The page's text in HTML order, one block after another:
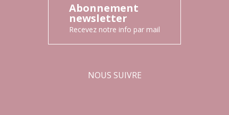
Abonnement
newsletter
Recevez notre info par mail
NOUS SUIVRE